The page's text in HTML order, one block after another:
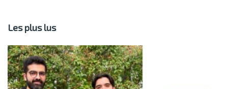
Les plus lus